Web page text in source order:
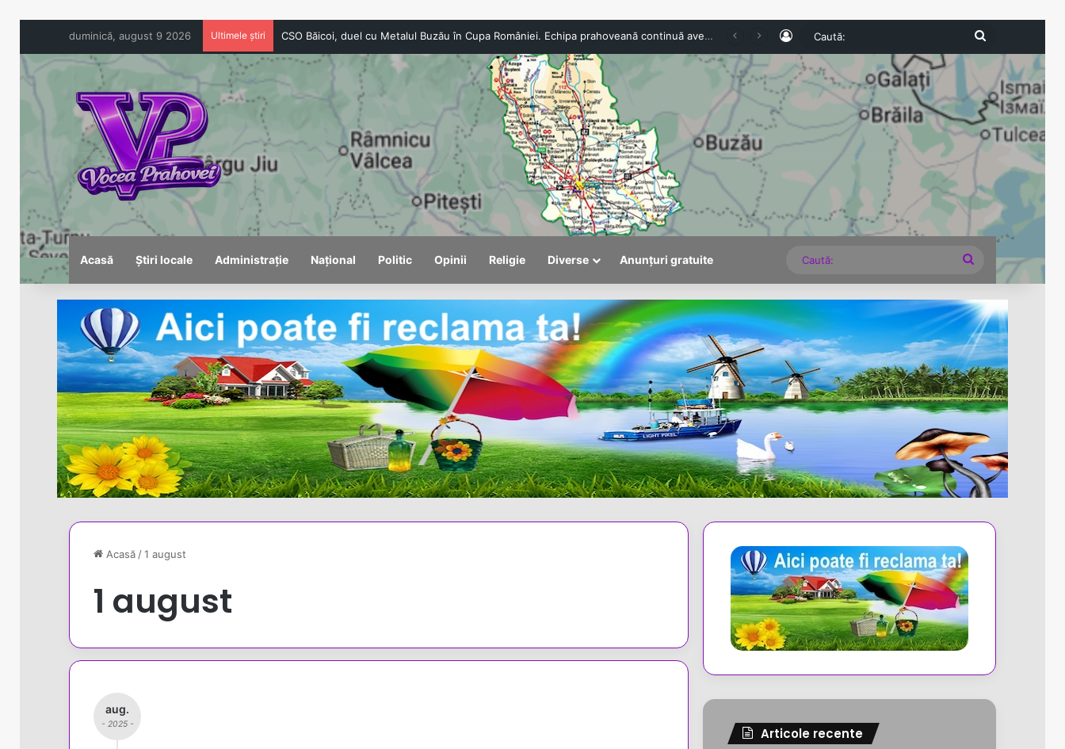
duminică, august 9 2026 Ultimele știri CSO Băicoi, duel cu Metalul Buzău în Cupa României. Echipa prahoveană continuă aventura în competiție Log In Caută:
Acasă Știri locale Administrație Național Politic Opinii Religie Diverse Anunțuri gratuite Caută:
Acasă /1 august
1 august
aug.
- 2025 -
Articole recente